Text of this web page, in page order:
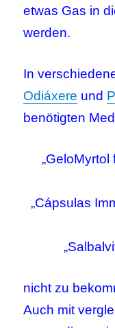
etwas Gas in
werden.
In
Odiáxere und
benötigten
„GeloMyrtol
„Cápsulas
nicht zu
Auch mit